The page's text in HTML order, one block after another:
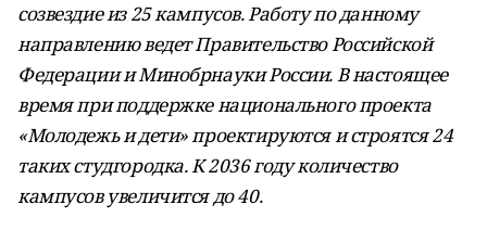
созвездие из 25 кампусов. Работу по данному
направлению ведет Правительство Российской
Федерации и Минобрнауки России. В настоящее
время при поддержке национального проекта
«Молодежь и дети» проектируются и строятся 24
таких студгородка. К 2036 году количество
кампусов увеличится до 40.